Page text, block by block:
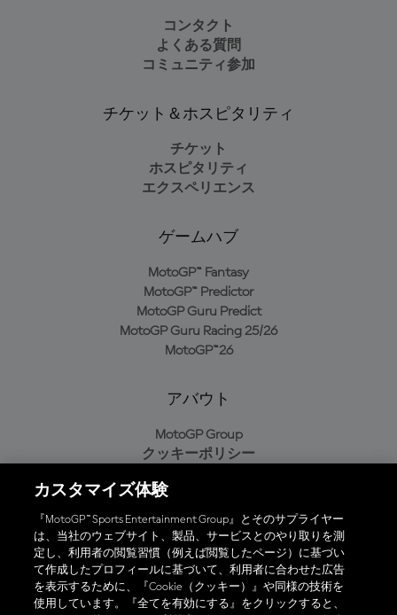
コンタクト
よくある質問
コミュニティ参加
チケット＆ホスピタリティ
チケット
ホスピタリティ
エクスペリエンス
ゲームハブ
MotoGP™ Fantasy
MotoGP™ Predictor
MotoGP Guru Predict
MotoGP Guru Racing 25/26
MotoGP™26
アバウト
MotoGP Group
クッキーポリシー
プライバシーポリシー
購入ポリシー
オフィシャルアプリ
カスタマイズ体験
『MotoGP™ Sports Entertainment Group』とそのサプライヤー
は、当社のウェブサイト、製品、サービスとのやり取りを測
定し、利用者の閲覧習慣（例えば閲覧したページ）に基づい
て作成したプロフィールに基づいて、利用者に合わせた広告
を表示するために、『Cookie（クッキー）』や同様の技術を
使用しています。『全てを有効にする』をクリックすると、